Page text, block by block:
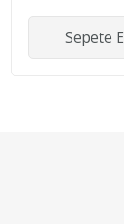
Sepete